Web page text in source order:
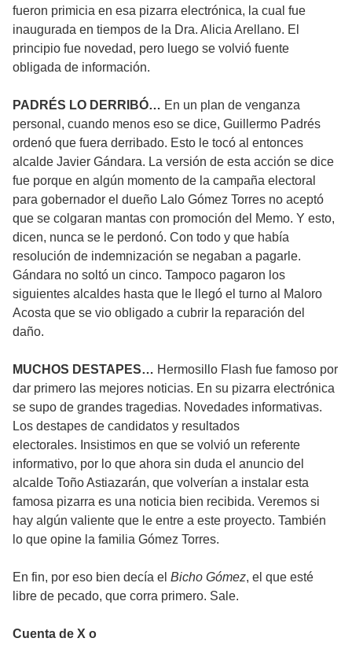
fueron primicia en esa pizarra electrónica, la cual fue
inaugurada en tiempos de la Dra. Alicia Arellano. El
principio fue novedad, pero luego se volvió fuente
obligada de información.
PADRÉS LO DERRIBÓ… En un plan de venganza
personal, cuando menos eso se dice, Guillermo Padrés
ordenó que fuera derribado. Esto le tocó al entonces
alcalde Javier Gándara. La versión de esta acción se dice
fue porque en algún momento de la campaña electoral
para gobernador el dueño Lalo Gómez Torres no aceptó
que se colgaran mantas con promoción del Memo. Y esto,
dicen, nunca se le perdonó. Con todo y que había
resolución de indemnización se negaban a pagarle.
Gándara no soltó un cinco. Tampoco pagaron los
siguientes alcaldes hasta que le llegó el turno al Maloro
Acosta que se vio obligado a cubrir la reparación del
daño.
MUCHOS DESTAPES… Hermosillo Flash fue famoso por
dar primero las mejores noticias. En su pizarra electrónica
se supo de grandes tragedias. Novedades informativas.
Los destapes de candidatos y resultados
electorales. Insistimos en que se volvió un referente
informativo, por lo que ahora sin duda el anuncio del
alcalde Toño Astiazarán, que volverían a instalar esta
famosa pizarra es una noticia bien recibida. Veremos si
hay algún valiente que le entre a este proyecto. También
lo que opine la familia Gómez Torres.
En fin, por eso bien decía el Bicho Gómez, el que esté
libre de pecado, que corra primero. Sale.
Cuenta de X o